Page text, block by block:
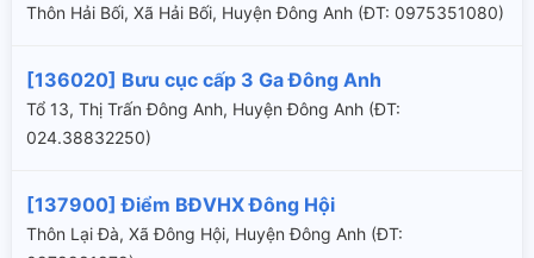
Thôn Hải Bối, Xã Hải Bối, Huyện Đông Anh (ÐT: 0975351080)
[136020] Bưu cục cấp 3 Ga Đông Anh
Tổ 13, Thị Trấn Đông Anh, Huyện Đông Anh (ÐT:
024.38832250)
[137900] Điểm BĐVHX Đông Hội
Thôn Lại Đà, Xã Đông Hội, Huyện Đông Anh (ÐT: